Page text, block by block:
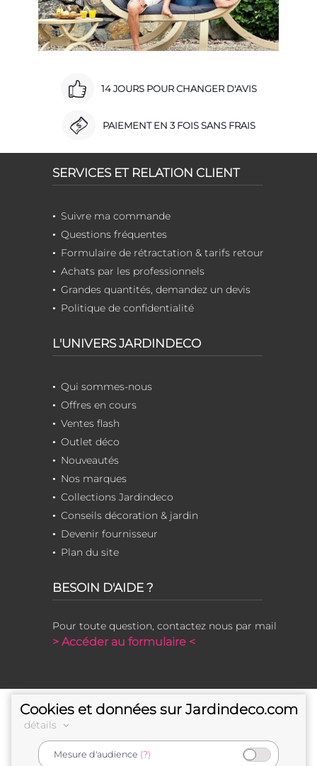
14 JOURS POUR CHANGER D'AVIS
PAIEMENT EN 3 FOIS SANS FRAIS
SERVICES ET RELATION CLIENT
Suivre ma commande
Questions fréquentes
Formulaire de rétractation & tarifs retour
Achats par les professionnels
Grandes quantités, demandez un devis
Politique de confidentialité
L'UNIVERS JARDINDECO
Qui sommes-nous
Offres en cours
Ventes flash
Outlet déco
Nouveautés
Nos marques
Collections Jardindeco
Conseils décoration & jardin
Devenir fournisseur
Plan du site
BESOIN D'AIDE ?
Pour toute question, contactez nous par mail
> Accéder au formulaire <
Cookies et données sur Jardindeco.com
détails
Mesure d'audience (?)